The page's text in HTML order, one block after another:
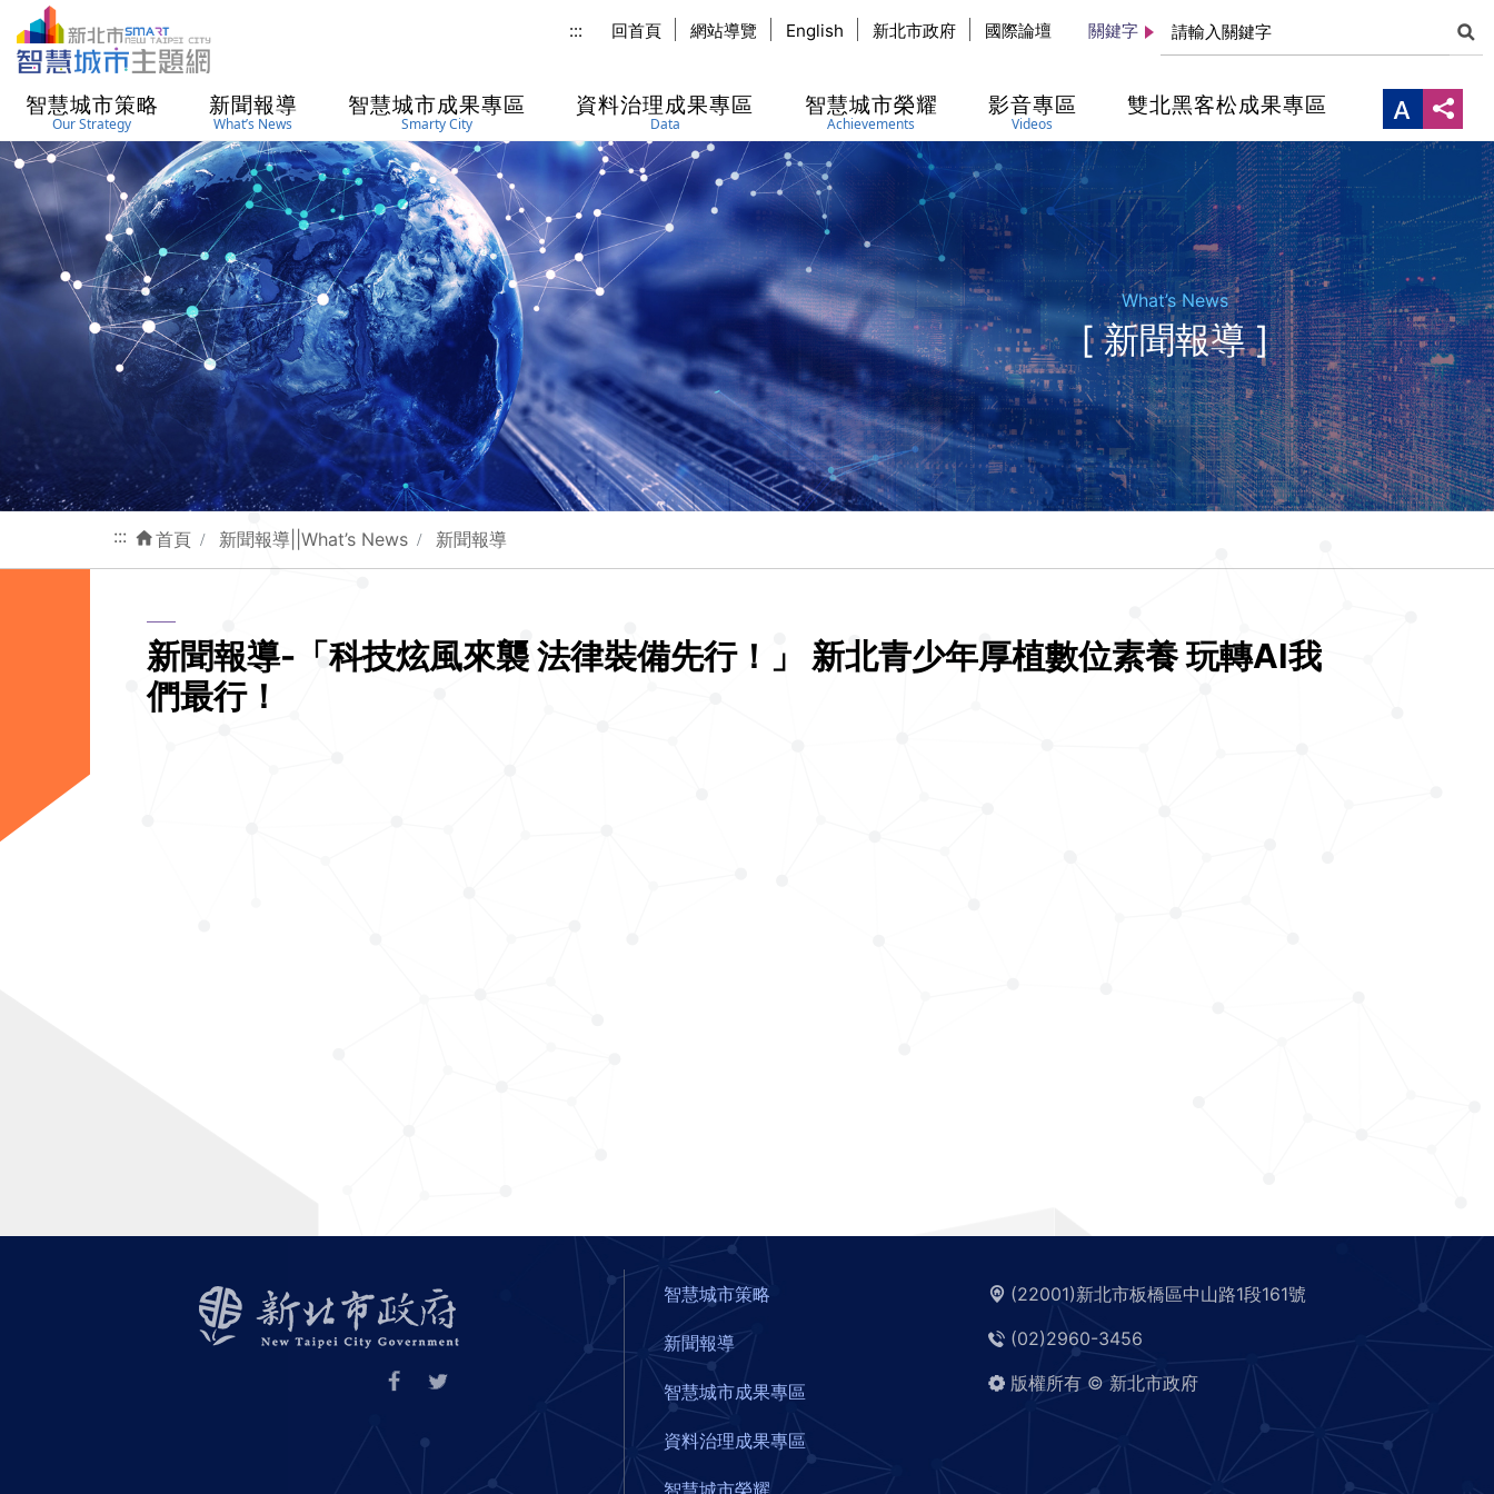
進入內容區塊
::: 回首頁 網站導覽 English 新北市政府 國際論壇 關鍵字
智慧城市策略
Our Strategy
新聞報導
What’s News
智慧城市成果專區
Smarty City
資料治理成果專區
Data
智慧城市榮耀
Achievements
影音專區
Videos
雙北黑客松成果專區
What’s News
[ 新聞報導 ]
::: 首頁 新聞報導||What’s News 新聞報導
新聞報導-「科技炫風來襲 法律裝備先行！」 新北青少年厚植數位素養 玩轉AI我
們最行！
智慧城市策略
新聞報導
智慧城市成果專區
資料治理成果專區
(22001)新北市板橋區中山路1段161號
(02)2960-3456
版權所有 © 新北市政府